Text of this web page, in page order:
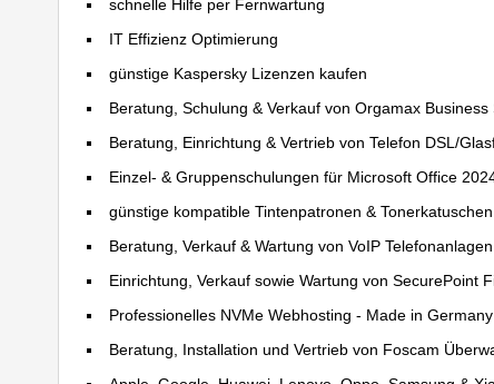
schnelle Hilfe per Fernwartung
IT Effizienz Optimierung
günstige Kaspersky Lizenzen kaufen
Beratung, Schulung & Verkauf von Orgamax Business
Beratung, Einrichtung & Vertrieb von Telefon DSL/
Einzel- & Gruppenschulungen für Microsoft Office
günstige kompatible Tintenpatronen & Tonerkatuschen
Beratung, Verkauf & Wartung von VoIP
Einrichtung, Verkauf sowie Wartung von SecurePoint
Professionelles NVMe Webhosting - Made in
Beratung, Installation und Vertrieb von Foscam